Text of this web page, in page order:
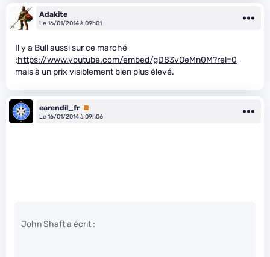
Adakite
Le 16/01/2014 à 09h01
Il y a Bull aussi sur ce marché
:https://www.youtube.com/embed/gD83vOeMn0M?rel=0
mais à un prix visiblement bien plus élevé.
earendil_fr Premium
Le 16/01/2014 à 09h06
John Shaft a écrit :